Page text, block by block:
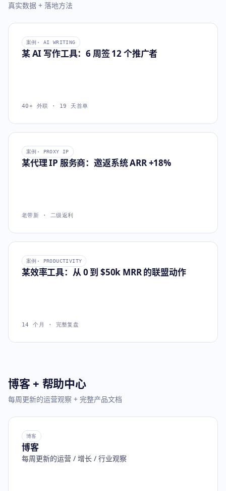
真实数据 + 落地方法
案例 · AI WRITING
某 AI 写作工具：6 周签 12 个推广者
40+ 外联 · 19 天首单
案例 · PROXY IP
某代理 IP 服务商：邀返系统 ARR +18%
老带新 · 二级返利
案例 · PRODUCTIVITY
某效率工具：从 0 到 $50k MRR 的联盟动作
14 个月 · 完整复盘
博客 + 帮助中心
每周更新的运营观察 + 完整产品文档
博客
博客
每周更新的运营 / 增长 / 行业观察